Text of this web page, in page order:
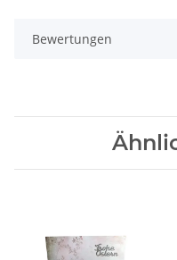
Bewertungen